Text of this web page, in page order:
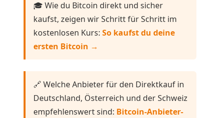
🎓 Wie du Bitcoin direkt und sicher
kaufst, zeigen wir Schritt für Schritt im
kostenlosen Kurs: So kaufst du deine
ersten Bitcoin →
🔗 Welche Anbieter für den Direktkauf in
Deutschland, Österreich und der Schweiz
empfehlenswert sind: Bitcoin-Anbieter-